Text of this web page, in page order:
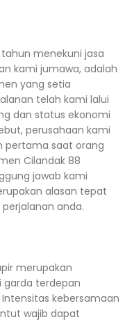
menekuni jasa
kami jumawa, adalah
yang setia
telah kami lalui
dan status ekonomi
perusahaan kami
pertama saat orang
Cilandak 88
jawab kami
alasan tepat
anda.
merupakan
garda terdepan
kebersamaan
wajib dapat